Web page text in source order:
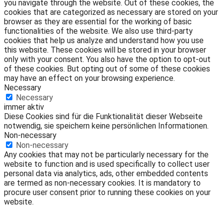
you navigate through the website. Out of these cookies, the
cookies that are categorized as necessary are stored on your
browser as they are essential for the working of basic
functionalities of the website. We also use third-party
cookies that help us analyze and understand how you use
this website. These cookies will be stored in your browser
only with your consent. You also have the option to opt-out
of these cookies. But opting out of some of these cookies
may have an effect on your browsing experience.
Necessary
Necessary
immer aktiv
Diese Cookies sind für die Funktionalität dieser Webseite
notwendig, sie speichern keine persönlichen Informationen.
Non-necessary
Non-necessary
Any cookies that may not be particularly necessary for the
website to function and is used specifically to collect user
personal data via analytics, ads, other embedded contents
are termed as non-necessary cookies. It is mandatory to
procure user consent prior to running these cookies on your
website.